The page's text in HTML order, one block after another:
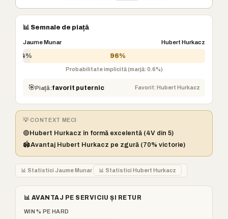
📊 Semnale de piață
Jaume Munar Hubert Hurkacz
4% 96%
Probabilitate implicită (marjă: 0.6%)
🎯Piață:favorit puternic Favorit: Hubert Hurkacz
💡 CONTEXT MECI
🟢 Hubert Hurkacz în formă excelentă (4V din 5)
🏟️Avantaj Hubert Hurkacz pe zgură (70% victorie)
📊 Statistici Jaume Munar 📊 Statistici Hubert Hurkacz
📊 AVANTAJ PE SERVICIU ȘI RETUR
WIN % PE HARD